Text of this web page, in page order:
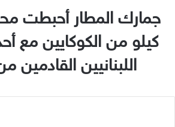
كيلو من الكوكايين مع
اللبنانيين القادمين